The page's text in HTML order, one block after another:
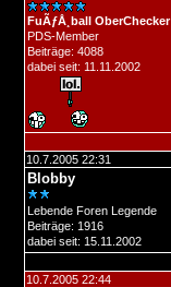
FuÃƒÅ¸ball OberChecker
PDS-Member
Beiträge: 4088
dabei seit: 11.11.2002
10.7.2005 22:31
Blobby
Lebende Foren Legende
Beiträge: 1916
dabei seit: 15.11.2002
10.7.2005 22:44